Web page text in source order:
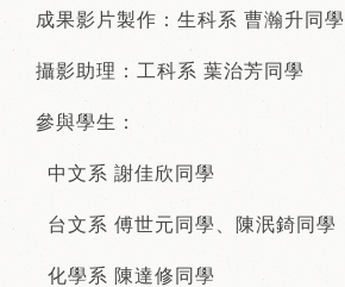
成果影片製作：生科系 曹瀚升同學
攝影助理：工科系 葉治芳同學
參與學生：
中文系 謝佳欣同學
台文系 傅世元同學、陳泯錡同學
化學系 陳達修同學